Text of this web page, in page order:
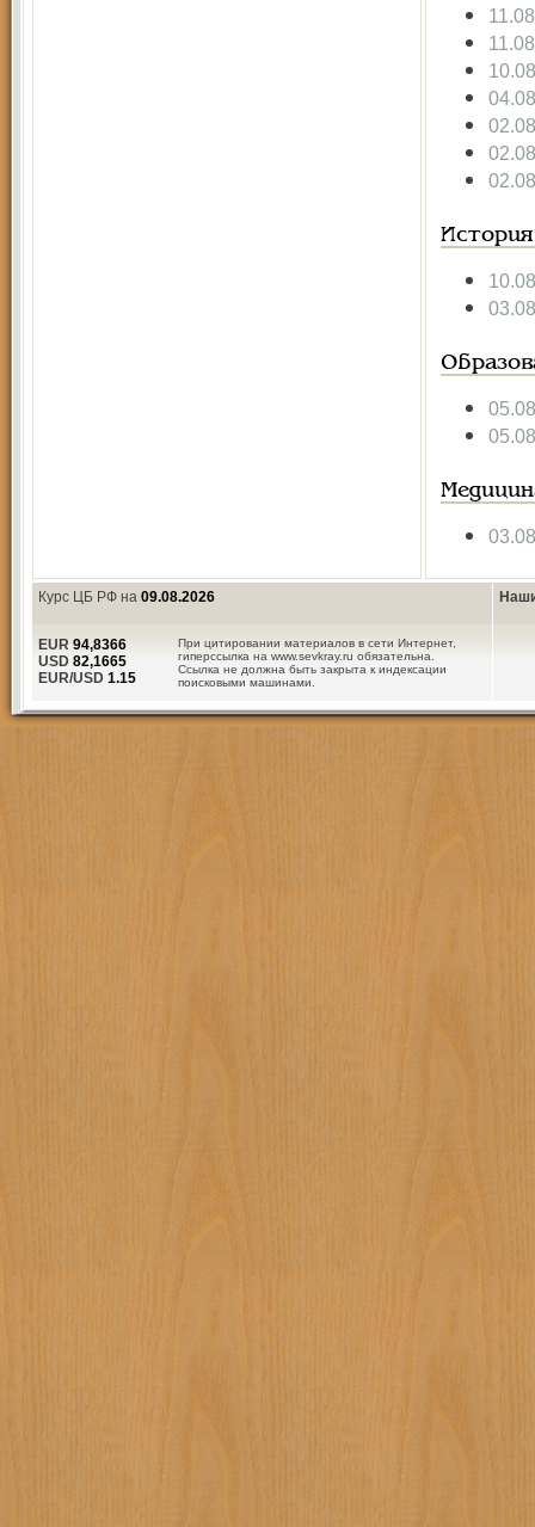
История
Курс ЦБ РФ на 09.08.2026
При цитировании материалов в сети Интернет,
гиперссылка на www.sevkray.ru обязательна.
Ссылка не должна быть закрыта к индексации
поисковыми машинами.
EUR 94,8366
USD 82,1665
EUR/USD 1.15